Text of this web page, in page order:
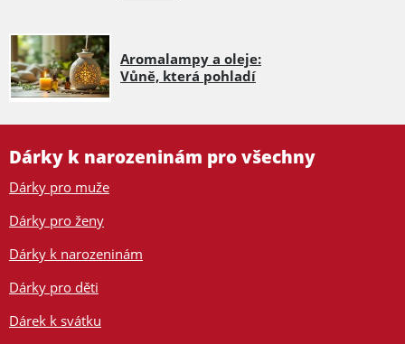
Aromalampy a oleje:
Vůně, která pohladí
Dárky k narozeninám pro všechny
Dárky pro muže
Dárky pro ženy
Dárky k narozeninám
Dárky pro děti
Dárek k svátku